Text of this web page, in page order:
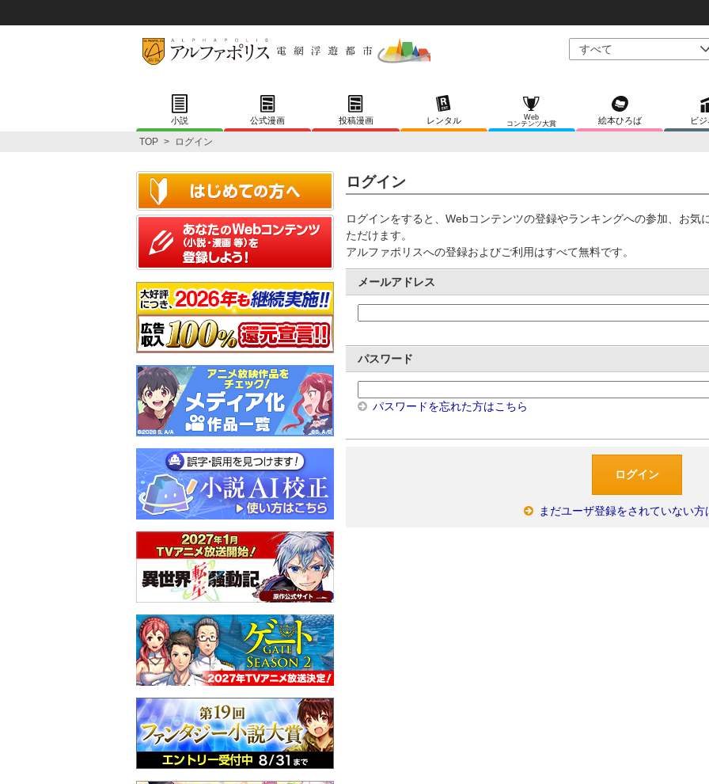
小説 公式漫画 投稿漫画 レンタル
Web
コンテンツ大賞
絵本ひろば ビ
TOP > ログイン
ログイン
ログインをすると、Webコンテンツの登録やランキングへの参加、お気
ただけます。
アルファポリスへの登録およびご利用はすべて無料です。
メールアドレス
パスワード
パスワードを忘れた方はこちら
まだユーザ登録をされていない方